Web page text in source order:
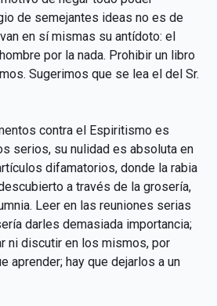
de semejantes ideas no es de
en sí mismas su antídoto: el
por la nada. Prohibir un libro
Sugerimos que se lea el del Sr.
contra el Espiritismo es
serios, su nulidad es absoluta en
difamatorios, donde la rabia
a través de la grosería,
Leer en las reuniones serias
darles demasiada importancia;
ni discutir en los mismos, por
aprender; hay que dejarlos a un